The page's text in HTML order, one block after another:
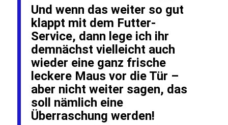
Und wenn das weiter so gut
klappt mit dem Futter-
Service, dann lege ich ihr
demnächst vielleicht auch
wieder eine ganz frische
leckere Maus vor die Tür –
aber nicht weiter sagen, das
soll nämlich eine
Überraschung werden!